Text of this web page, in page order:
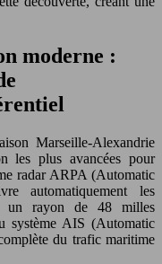
moderne :
Marseille-Alexandrie
les plus avancées pour
radar ARPA (Automatic
automatiquement les
un rayon de 48 milles
système AIS (Automatic
du trafic maritime